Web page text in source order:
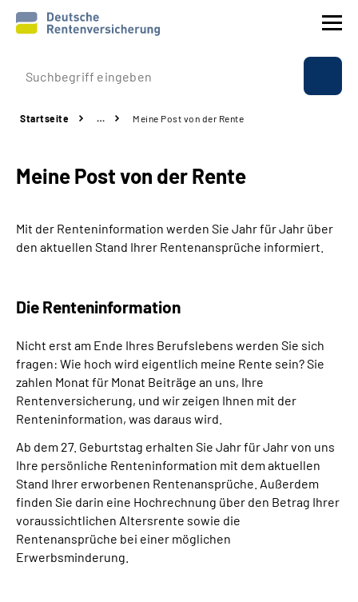
Prävention
Rente
Beratung & Kontakt
Über uns & Presse
Online-Services
Suche
Language
Inhalte in Gebärdensprache (DGS)
Leichte Sprache
Startseite … Meine Post von der Rente
Meine Post von der Rente
Mit der Renteninformation werden Sie Jahr für Jahr über
den aktuellen Stand Ihrer Rentenansprüche informiert.
Die Renteninformation
Nicht erst am Ende Ihres Berufslebens werden Sie sich
fragen: Wie hoch wird eigentlich meine Rente sein? Sie
zahlen Monat für Monat Beiträge an uns, Ihre
Rentenversicherung, und wir zeigen Ihnen mit der
Renteninformation, was daraus wird.
Ab dem 27. Geburtstag erhalten Sie Jahr für Jahr von uns
Ihre persönliche Renteninformation mit dem aktuellen
Stand Ihrer erworbenen Rentenansprüche. Außerdem
finden Sie darin eine Hochrechnung über den Betrag Ihrer
voraussichtlichen Altersrente sowie die
Rentenansprüche bei einer möglichen
Erwerbsminderung.